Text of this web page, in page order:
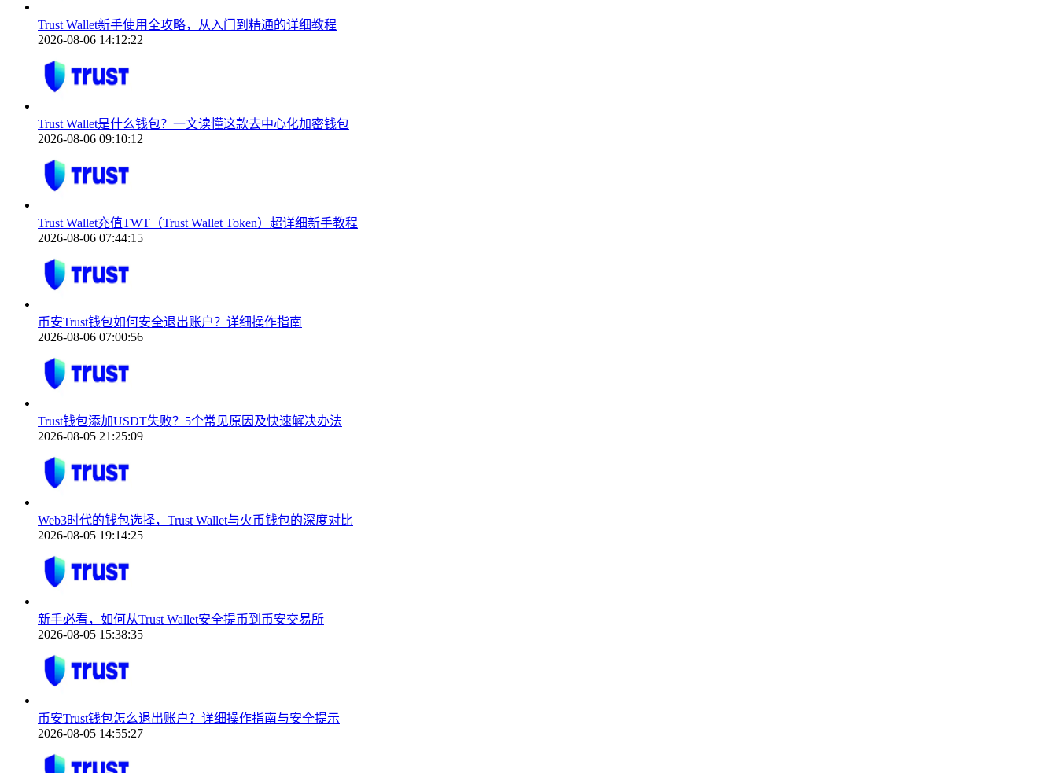
Trust Wallet新手使用全攻略，从入门到精通的详细教程
2026-08-06 14:12:22
Trust Wallet是什么钱包？一文读懂这款去中心化加密钱包
2026-08-06 09:10:12
Trust Wallet充值TWT（Trust Wallet Token）超详细新手教程
2026-08-06 07:44:15
币安Trust钱包如何安全退出账户？详细操作指南
2026-08-06 07:00:56
Trust钱包添加USDT失败？5个常见原因及快速解决办法
2026-08-05 21:25:09
Web3时代的钱包选择，Trust Wallet与火币钱包的深度对比
2026-08-05 19:14:25
新手必看，如何从Trust Wallet安全提币到币安交易所
2026-08-05 15:38:35
币安Trust钱包怎么退出账户？详细操作指南与安全提示
2026-08-05 14:55:27